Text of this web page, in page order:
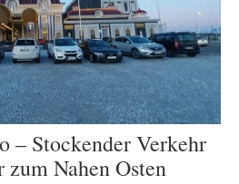
– Stockender Verkehr
zum Nahen Osten